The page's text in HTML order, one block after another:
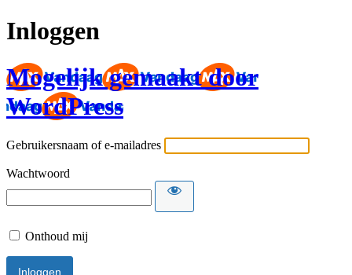
Inloggen
Mogelijk gemaakt door
WordPress
Gebruikersnaam of e-mailadres
Wachtwoord
Onthoud mij